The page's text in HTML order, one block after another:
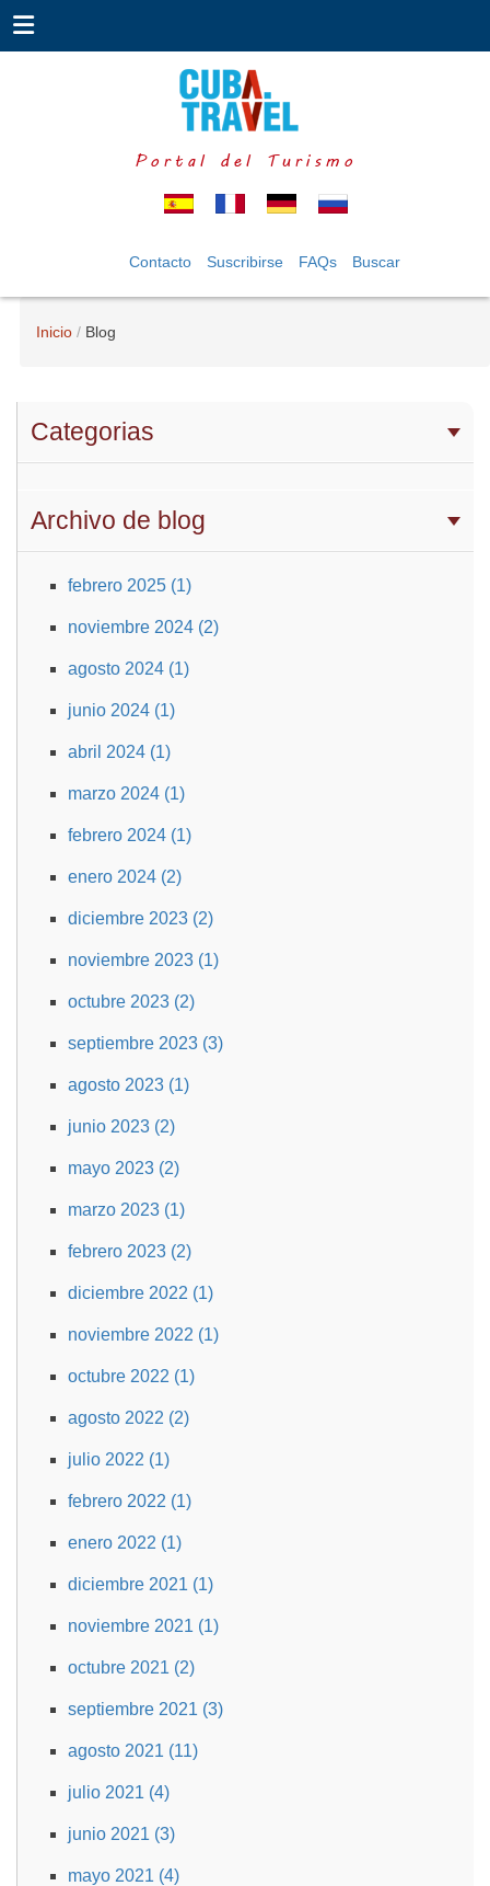
Portal del Turismo
Contacto Suscribirse FAQs Buscar
Inicio Blog
Categorias
Archivo de blog
febrero 2025 (1)
noviembre 2024 (2)
agosto 2024 (1)
junio 2024 (1)
abril 2024 (1)
marzo 2024 (1)
febrero 2024 (1)
enero 2024 (2)
diciembre 2023 (2)
noviembre 2023 (1)
octubre 2023 (2)
septiembre 2023 (3)
agosto 2023 (1)
junio 2023 (2)
mayo 2023 (2)
marzo 2023 (1)
febrero 2023 (2)
diciembre 2022 (1)
noviembre 2022 (1)
octubre 2022 (1)
agosto 2022 (2)
julio 2022 (1)
febrero 2022 (1)
enero 2022 (1)
diciembre 2021 (1)
noviembre 2021 (1)
octubre 2021 (2)
septiembre 2021 (3)
agosto 2021 (11)
julio 2021 (4)
junio 2021 (3)
mayo 2021 (4)